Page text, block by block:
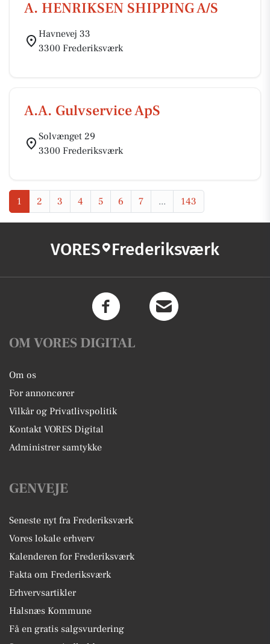
A. HENRIKSEN SHIPPING A/S
Havnevej 33
3300 Frederiksværk
A.A. Gulvservice ApS
Solvænget 29
3300 Frederiksværk
1 2 3 4 5 6 7 ... 143
VORES Frederiksværk
OM VORES DIGITAL
Om os
For annoncører
Vilkår og Privatlivspolitik
Kontakt VORES Digital
Administrer samtykke
GENVEJE
Seneste nyt fra Frederiksværk
Vores lokale erhverv
Kalenderen for Frederiksværk
Fakta om Frederiksværk
Erhvervsartikler
Halsnæs Kommune
Få en gratis salgsvurdering